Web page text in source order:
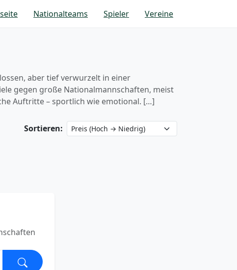
Nationalteams Spieler Vereine
aber tief verwurzelt in einer
gegen große Nationalmannschaften, meist
Auftritte – sportlich wie emotional. […]
Sortieren: